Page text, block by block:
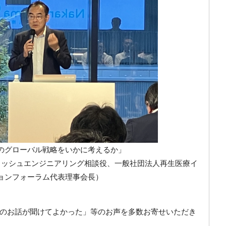
グローバル戦略をいかに考えるか 」
シュエンジニアリング相談役、一般社団法人再生医療イ
ンフォーラム代表理事会長）
お話が聞けてよかった」等のお声を多数お寄せいただき